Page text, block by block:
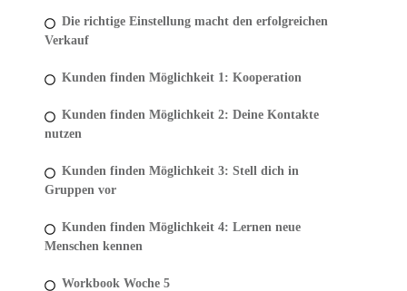
Die richtige Einstellung macht den erfolgreichen
Verkauf
Kunden finden Möglichkeit 1: Kooperation
Kunden finden Möglichkeit 2: Deine Kontakte
nutzen
Kunden finden Möglichkeit 3: Stell dich in
Gruppen vor
Kunden finden Möglichkeit 4: Lernen neue
Menschen kennen
Workbook Woche 5